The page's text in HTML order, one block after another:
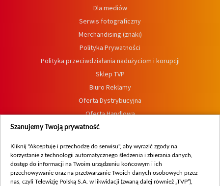
Dla mediów
Serwis fotograficzny
Merchandising (znaki)
Polityka Prywatności
Polityka przeciwdziałania nadużyciom i korupcji
Sklep TVP
Biuro Reklamy
Oferta Dystrybucyjna
Oferta Handlowa
Dostępność
Procedura zgłoszeń wewnętrznych
Szanujemy Twoją prywatność
Kliknij "Akceptuję i przechodzę do serwisu", aby wyrazić zgody na
korzystanie z technologii automatycznego śledzenia i zbierania danych,
dostęp do informacji na Twoim urządzeniu końcowym i ich
przechowywanie oraz na przetwarzanie Twoich danych osobowych przez
nas, czyli Telewizję Polską S.A. w likwidacji (zwaną dalej również „TVP”),